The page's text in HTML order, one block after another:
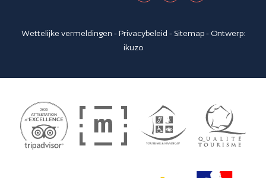
Wettelijke vermeldingen -Privacybeleid - Sitemap- Ontwerp:
ikuzo